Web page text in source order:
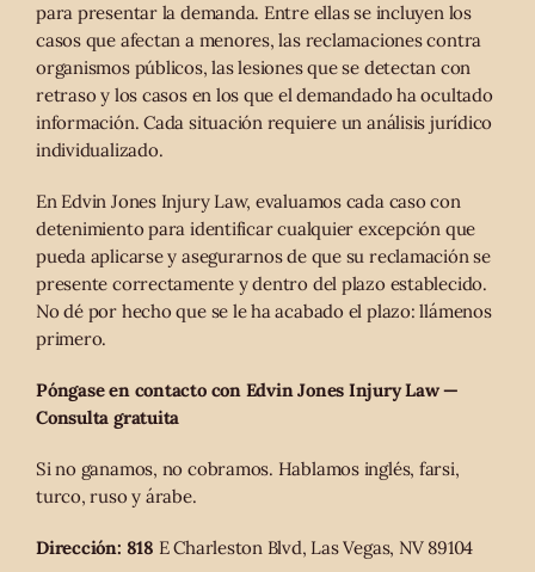
para presentar la demanda. Entre ellas se incluyen los
casos que afectan a menores, las reclamaciones contra
organismos públicos, las lesiones que se detectan con
retraso y los casos en los que el demandado ha ocultado
información. Cada situación requiere un análisis jurídico
individualizado.
En Edvin Jones Injury Law, evaluamos cada caso con
detenimiento para identificar cualquier excepción que
pueda aplicarse y asegurarnos de que su reclamación se
presente correctamente y dentro del plazo establecido.
No dé por hecho que se le ha acabado el plazo: llámenos
primero.
Póngase en contacto con Edvin Jones Injury Law —
Consulta gratuita
Si no ganamos, no cobramos. Hablamos inglés, farsi,
turco, ruso y árabe.
Dirección: 818 E Charleston Blvd, Las Vegas, NV 89104